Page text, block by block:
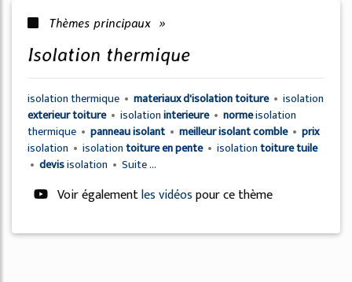
Thèmes principaux »
isolation thermique
isolation thermique • materiaux d'isolation toiture • isolation
exterieur toiture • isolationinterieure • normeisolation
thermique • panneau isolant • meilleur isolant comble • prix
isolation • isolationtoiture en pente • isolationtoiture tuile
• devisisolation • Suite ...
Voir égalementles vidéospour ce thème